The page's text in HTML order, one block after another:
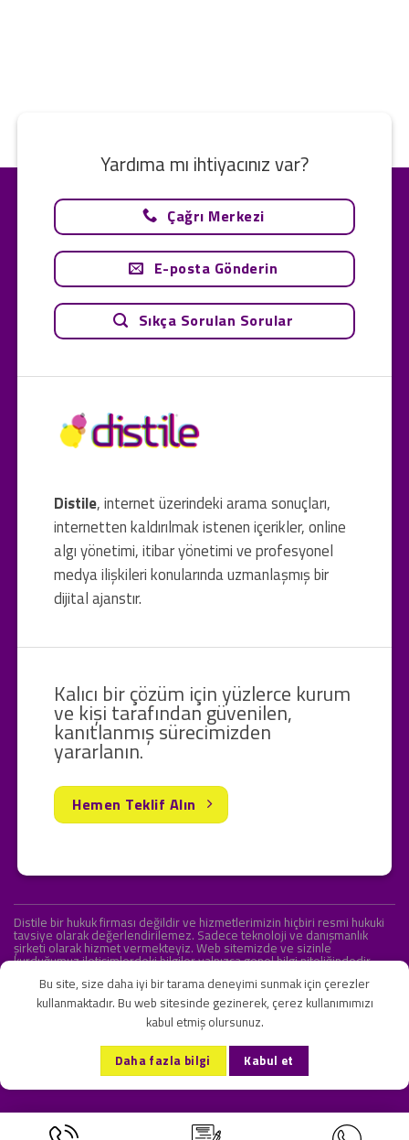
Distile, internet üzerindeki arama sonuçları,
internetten kaldırılmak istenen içerikler, online
algı yönetimi, itibar yönetimi ve profesyonel
medya ilişkileri konularında uzmanlaşmış bir
dijital ajanstır.
Yardıma mı ihtiyacınız var?
Çağrı Merkezi
E-posta Gönderin
Sıkça Sorulan Sorular
Kalıcı bir çözüm için yüzlerce kurum
ve kişi tarafından güvenilen,
kanıtlanmış sürecimizden
yararlanın.
Hemen Teklif Alın
Distile bir hukuk firması değildir ve hizmetlerimizin hiçbiri resmi hukuki
tavsiye olarak değerlendirilemez. Sadece teknoloji ve danışmanlık
şirketi olarak hizmet vermekteyiz. Web sitemizde ve sizinle
kurduğumuz iletişimlerdeki bilgiler yalnızca genel bilgi niteliğindedir.
KVKK ve Gizlilik Sözleşmesi S.S.S. İletişim
Copyright 2026 ©Onlipr Teknoloji ve Ticaret A.Ş.
Bu site, size daha iyi bir tarama deneyimi sunmak için çerezler
kullanmaktadır. Bu web sitesinde gezinerek, çerez kullanımımızı
kabul etmiş olursunuz.
Daha fazla bilgi Kabul et